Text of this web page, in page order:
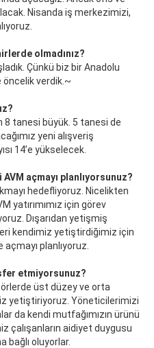
Nisanda iş merkezimizi,
olmadınız?
Çünkü biz bir Anadolu
öncelik verdik.~
8 tanesi büyük. 5 tanesi de
yeni alışveriş
14’e yükselecek.
açmayı planlıyorsunuz?
hedefliyoruz. Nicelikten
yatırımımız için görev
Dışarıdan yetişmiş
kendimiz yetiştirdiğimiz için
planlıyoruz.
etmiyorsunuz?
üst düzey ve orta
yetiştiriyoruz. Yöneticilerimizi
da kendi mutfağımızın ürünü
çalışanların aidiyet duygusu
bağlı oluyorlar.